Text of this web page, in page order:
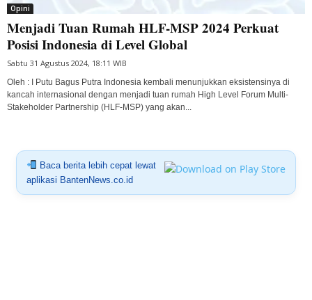
Opini
Menjadi Tuan Rumah HLF-MSP 2024 Perkuat
Posisi Indonesia di Level Global
Sabtu 31 Agustus 2024, 18:11 WIB
Oleh : I Putu Bagus Putra Indonesia kembali menunjukkan eksistensinya di
kancah internasional dengan menjadi tuan rumah High Level Forum Multi-
Stakeholder Partnership (HLF-MSP) yang akan...
Baca berita lebih cepat lewat
aplikasi BantenNews.co.id